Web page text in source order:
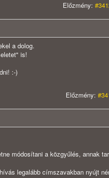
Előzmény:
a dolog.
is!
:-)
Előzmény:
módosítani a közgyűlés, annak
legalább címszavakban nyújt